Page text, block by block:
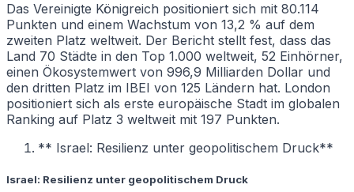
Das Vereinigte Königreich positioniert sich mit 80.114
Punkten und einem Wachstum von 13,2 % auf dem
zweiten Platz weltweit. Der Bericht stellt fest, dass das
Land 70 Städte in den Top 1.000 weltweit, 52 Einhörner,
einen Ökosystemwert von 996,9 Milliarden Dollar und
den dritten Platz im IBEI von 125 Ländern hat. London
positioniert sich als erste europäische Stadt im globalen
Ranking auf Platz 3 weltweit mit 197 Punkten.
** Israel: Resilienz unter geopolitischem Druck**
Israel: Resilienz unter geopolitischem Druck